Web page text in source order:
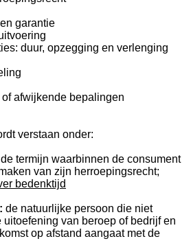
garantie
duur, opzegging en verlenging
afwijkende bepalingen
verstaan onder:
de termijn waarbinnen de consument
van zijn herroepingsrecht;
bedenktijd
de natuurlijke persoon die niet
uitoefening van beroep of bedrijf en
op afstand aangaat met de